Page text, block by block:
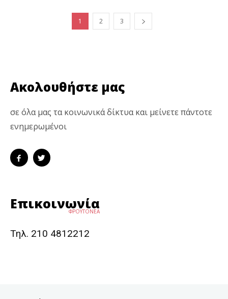
1 2 3
Ακολουθήστε μας
σε όλα μας τα κοινωνικά δίκτυα και μείνετε πάντοτε
ενημερωμένοι
Επικοινωνία
ΦΡΟΥΤΟΝΕΑ
Τηλ. 210 4812212